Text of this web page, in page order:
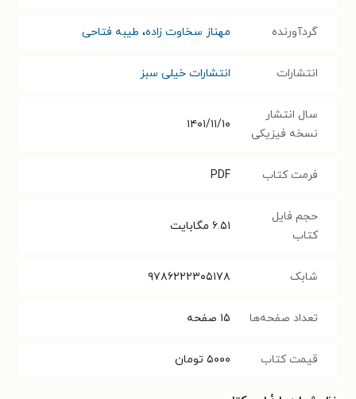
گردآورنده مهناز سخاوت زاده، طیبه فتاحی
انتشارات انتشارات خیلی سبز
سال انتشار
نسخه فیزیکی
۱۴۰۱/۱۱/۱۰
فرمت کتاب PDF
حجم فایل
کتاب
۶.۵۱ مگابایت
شابک ۹۷۸۶۲۲۲۳۰۵۱۷۸
تعداد صفحه‌ها ۱۵ صفحه
قیمت کتاب ۵۰۰۰ تومان